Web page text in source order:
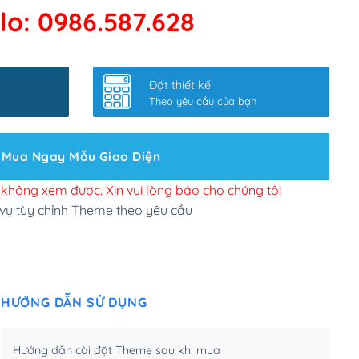
kết google, cập nhật sitemap(+50,000₫)
slider chính (+200,000₫)
site Wordpress(+100,000₫)
đăng web(+300,000₫)
tuỳ chọn (+2,000,000₫)
(+450,000₫)
0986.587.628
Đặt thiết kế
Theo yêu cầu của bạn
Mua Ngay Mẫu Giao Diện
xem được. Xin vui lòng báo cho chúng tôi
tùy chỉnh Theme theo yêu cầu
HƯỚNG DẪN SỬ DỤNG
Hướng dẫn cài đặt Theme sau khi mua